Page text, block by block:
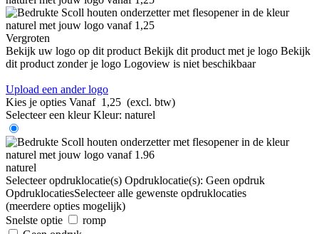
Vergroten
Bekijk uw logo op dit product Bekijk dit product met je logo Bekijk
dit product zonder je logo Logoview is niet beschikbaar
Upload een ander logo
Kies je opties Vanaf 1,25 (excl. btw)
Selecteer een kleur Kleur: naturel
naturel
Selecteer opdruklocatie(s) Opdruklocatie(s): Geen opdruk
OpdruklocatiesSelecteer alle gewenste opdruklocaties
(meerdere opties mogelijk)
Snelste optie
romp